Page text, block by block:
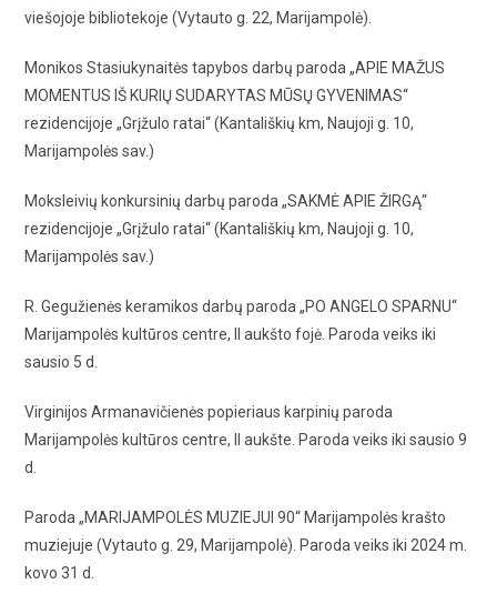
viešojoje bibliotekoje (Vytauto g. 22, Marijampolė).
Monikos Stasiukynaitės tapybos darbų paroda „APIE MAŽUS
MOMENTUS IŠ KURIŲ SUDARYTAS MŪSŲ GYVENIMAS“
rezidencijoje „Grįžulo ratai“ (Kantališkių km, Naujoji g. 10,
Marijampolės sav.)
Moksleivių konkursinių darbų paroda „SAKMĖ APIE ŽIRGĄ“
rezidencijoje „Grįžulo ratai“ (Kantališkių km, Naujoji g. 10,
Marijampolės sav.)
R. Gegužienės keramikos darbų paroda „PO ANGELO SPARNU“
Marijampolės kultūros centre, II aukšto fojė. Paroda veiks iki
sausio 5 d.
Virginijos Armanavičienės popieriaus karpinių paroda
Marijampolės kultūros centre, II aukšte. Paroda veiks iki sausio 9
d.
Paroda „MARIJAMPOLĖS MUZIEJUI 90“ Marijampolės krašto
muziejuje (Vytauto g. 29, Marijampolė). Paroda veiks iki 2024 m.
kovo 31 d.